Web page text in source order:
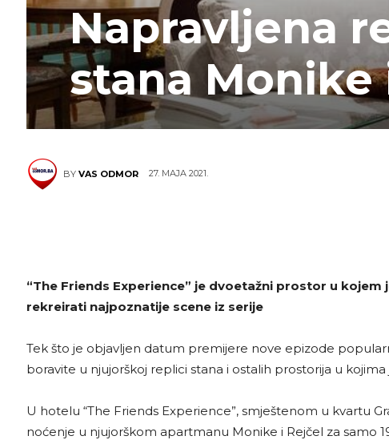
Napravljena
stana Monike
BY VAS ODMOR 27. MAJA 2021.
“The Friends Experience” je dvoetažni prostor u
rekreirati najpoznatije scene iz serije
Tek što je objavljen datum premijere nove epizode
boravite u njujorškoj replici stana i ostalih prostorija u
U hotelu “The Friends Experience”, smještenom u kvartu
noćenje u njujorškom apartmanu Monike i Rejčel za samo